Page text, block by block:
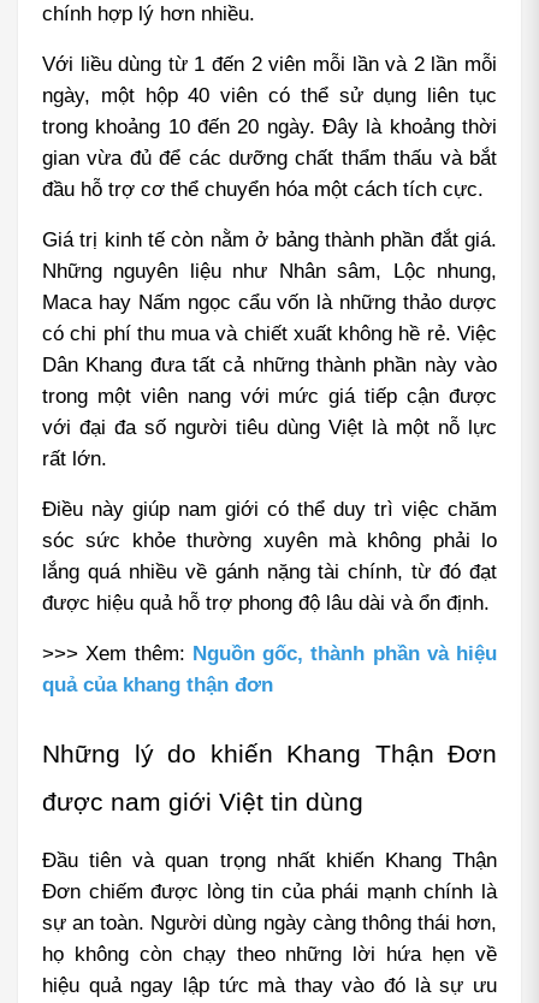
chính hợp lý hơn nhiều.
Với liều dùng từ 1 đến 2 viên mỗi lần và 2 lần mỗi
ngày, một hộp 40 viên có thể sử dụng liên tục
trong khoảng 10 đến 20 ngày. Đây là khoảng thời
gian vừa đủ để các dưỡng chất thẩm thấu và bắt
đầu hỗ trợ cơ thể chuyển hóa một cách tích cực.
Giá trị kinh tế còn nằm ở bảng thành phần đắt giá.
Những nguyên liệu như Nhân sâm, Lộc nhung,
Maca hay Nấm ngọc cẩu vốn là những thảo dược
có chi phí thu mua và chiết xuất không hề rẻ. Việc
Dân Khang đưa tất cả những thành phần này vào
trong một viên nang với mức giá tiếp cận được
với đại đa số người tiêu dùng Việt là một nỗ lực
rất lớn.
Điều này giúp nam giới có thể duy trì việc chăm
sóc sức khỏe thường xuyên mà không phải lo
lắng quá nhiều về gánh nặng tài chính, từ đó đạt
được hiệu quả hỗ trợ phong độ lâu dài và ổn định.
>>> Xem thêm: Nguồn gốc, thành phần và hiệu
quả của khang thận đơn
Những lý do khiến Khang Thận Đơn
được nam giới Việt tin dùng
Đầu tiên và quan trọng nhất khiến Khang Thận
Đơn chiếm được lòng tin của phái mạnh chính là
sự an toàn. Người dùng ngày càng thông thái hơn,
họ không còn chạy theo những lời hứa hẹn về
hiệu quả ngay lập tức mà thay vào đó là sự ưu